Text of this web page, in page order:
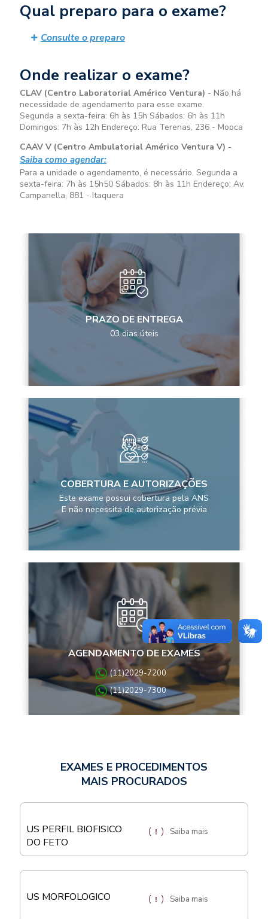
Qual preparo para o exame?
Consulte o preparo
Onde realizar o exame?
CLAV (Centro Laboratorial Américo Ventura) - Não há
necessidade de agendamento para esse exame.
Segunda a sexta-feira: 6h às 15h Sábados: 6h às 11h
Domingos: 7h às 12h Endereço: Rua Terenas, 236 - Mooca
CAAV V (Centro Ambulatorial Américo Ventura V) -
Saiba como agendar:
Para a unidade o agendamento, é necessário. Segunda a
sexta-feira: 7h às 15h50 Sábados: 8h às 11h Endereço: Av.
Campanella, 881 - Itaquera
PRAZO DE ENTREGA
03 dias úteis
COBERTURA E AUTORIZAÇÕES
Este exame possui cobertura pela ANS
E não necessita de autorização prévia
AGENDAMENTO DE EXAMES
(11)2029-7200
(11)2029-7300
EXAMES E PROCEDIMENTOS
MAIS PROCURADOS
US PERFIL BIOFISICO
DO FETO
Saiba mais
US MORFOLOGICO Saiba mais